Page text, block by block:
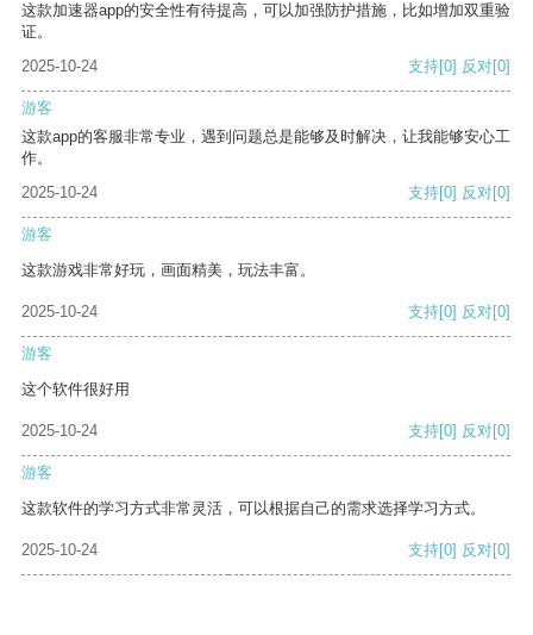
这款加速器app的安全性有待提高，可以加强防护措施，比如增加双重验
证。
2025-10-24
支持[0] 反对[0]
游客
这款app的客服非常专业，遇到问题总是能够及时解决，让我能够安心工
作。
2025-10-24
支持[0] 反对[0]
游客
这款游戏非常好玩，画面精美，玩法丰富。
2025-10-24 支持[0] 反对[0]
游客
这个软件很好用
2025-10-24 支持[0] 反对[0]
游客
这款软件的学习方式非常灵活，可以根据自己的需求选择学习方式。
2025-10-24 支持[0] 反对[0]